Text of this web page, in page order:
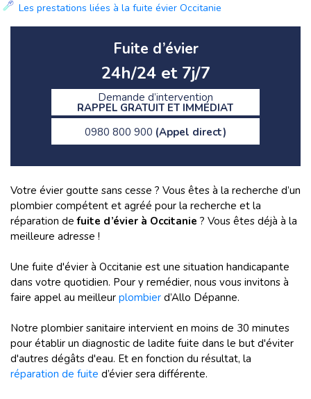
Les prestations liées à la fuite évier Occitanie
Fuite d’évier
24h/24 et 7j/7
Demande d’intervention
RAPPEL GRATUIT ET IMMÉDIAT
0980 800 900 (Appel direct)
Votre évier goutte sans cesse ? Vous êtes à la recherche d’un
plombier compétent et agréé pour la recherche et la
réparation defuite d’évier à Occitanie ? Vous êtes déjà à la
meilleure adresse !
Une fuite d'évier à Occitanie est une situation handicapante
dans votre quotidien. Pour y remédier, nous vous invitons à
faire appel au meilleur plombier d’Allo Dépanne.
Notre plombier sanitaire intervient en moins de 30 minutes
pour établir un diagnostic de ladite fuite dans le but d'éviter
d'autres dégâts d'eau. Et en fonction du résultat, la
réparation de fuite d’évier sera différente.